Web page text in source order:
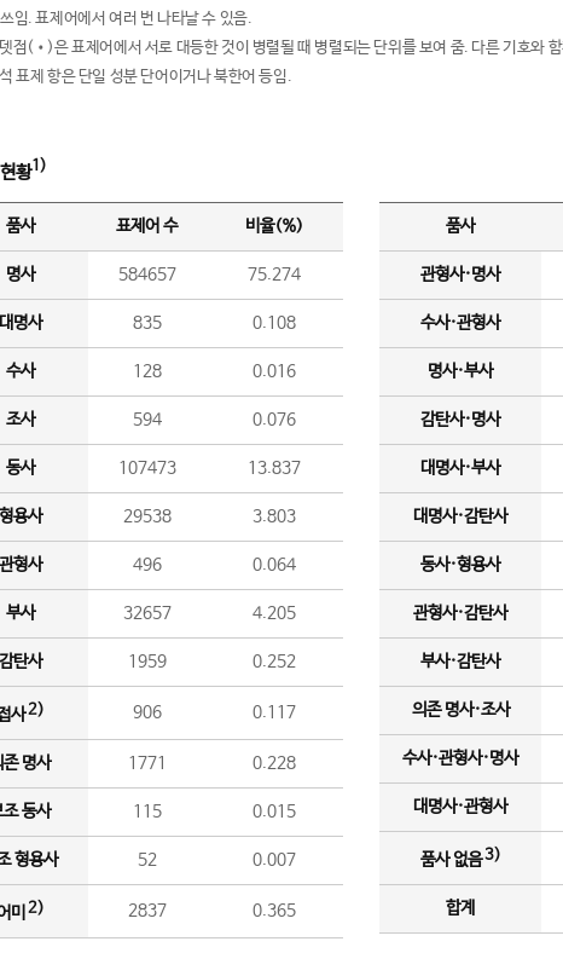
임. 표제어에서 여러 번 나타날 수 있음.
점(•)은 표제어에서 서로 대등한 것이 병렬될 때 병렬되는 단위를 보여 줌. 다른 기호와
표제 항은 단일 성분 단어이거나 북한어 등임.
황1)
품사 표제어 수 비율(%)
명사 584657 75.274
명사 835 0.108
수사 128 0.016
조사 594 0.076
동사 107473 13.837
용사 29538 3.803
형사 496 0.064
부사 32657 4.205
탄사 1959 0.252
사2) 906 0.117
존 명사 1771 0.228
조 동사 115 0.015
형용사 52 0.007
미 2) 2837 0.365
품사
관형사·명사
수사·관형사
명사·부사
감탄사·명사
대명사·부사
대명사·감탄사
동사·형용사
관형사·감탄사
부사·감탄사
의존 명사·조사
수사·관형사·명사
대명사·관형사
품사 없음3)
합계